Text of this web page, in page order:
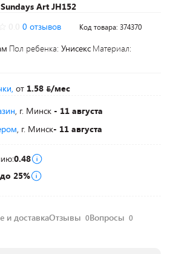
Art JH152
0 отзывов Код товара: 374370
Пол ребенка: Унисекс Материал:
от 1.58
/мес
, г. Минск - 11 августа
, г. Минск- 11 августа
0.48
до 25%
и доставкаОтзывы 0Вопросы 0